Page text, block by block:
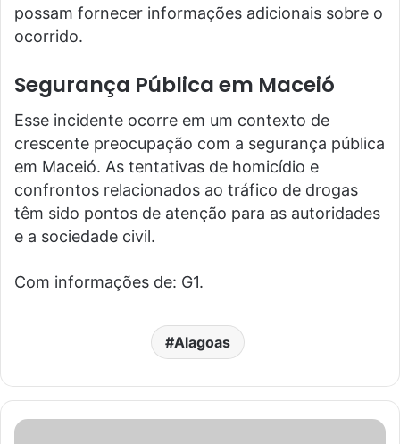
possam fornecer informações adicionais sobre o
ocorrido.
Segurança Pública em Maceió
Esse incidente ocorre em um contexto de
crescente preocupação com a segurança pública
em Maceió. As tentativas de homicídio e
confrontos relacionados ao tráfico de drogas
têm sido pontos de atenção para as autoridades
e a sociedade civil.
Com informações de: G1.
Alagoas